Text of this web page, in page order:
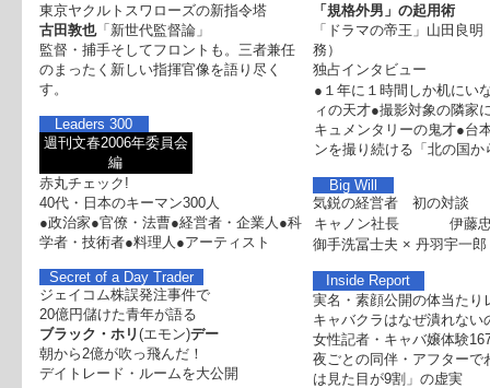
東京ヤクルトスワローズの新指令塔
古田敦也「新世代監督論」
監督・捕手そしてフロントも。三者兼任
のまったく新しい指揮官像を語り尽く
す。
Leaders 300
週刊文春2006年委員会
編
赤丸チェック!
40代・日本のキーマン300人
●政治家●官僚・法曹●経営者・企業人●科
学者・技術者●料理人●アーティスト
Secret of a Day Trader
ジェイコム株誤発注事件で
20億円儲けた青年が語る
ブラック・ホリ (エモン)デー
朝から2億が吹っ飛んだ！
デイトレード・ルームを大公開
「規格外男」の起用術
「ドラマの帝王」山田良明
務）
独占インタビュー
●１年に１時間しか机にい
ィの天才●撮影対象の隣家
キュメンタリーの鬼才●台
ンを撮り続ける「北の国か
Big Will
気鋭の経営者 初の対談
キャノン社長
伊藤
御手洗冨士夫 × 丹羽宇一郎
Inside Report
実名・素顔公開の体当たり
キャバクラはなぜ潰れない
女性記者・キャバ嬢体験
夜ごとの同伴・アフターで
は見た目が9割」の虚実